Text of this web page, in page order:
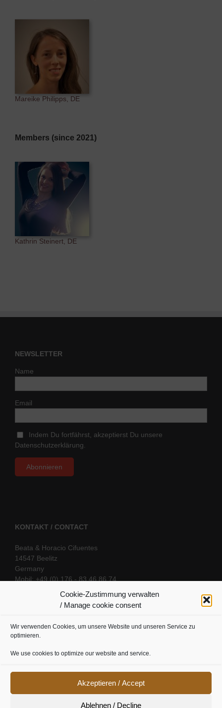
Cookie-Zustimmung verwalten
/ Manage cookie consent
Wir verwenden Cookies, um unsere Website und unseren Service zu
optimieren.
We use cookies to optimize our website and service.
Akzeptieren / Accept
Ablehnen / Decline
Mareike Philipps, DE
Members (since 2021)
Kathrin Steinert, DE
NEWSLETTER
Name
Email
Indem Du fortfährst, akzeptierst Du unsere
Datenschutzerklärung.
KONTAKT / CONTACT
Beata & Horacio Cifuentes
14547 Beelitz
Germany
Mobil: +49 (0) 176 - 83 46 86 74
SOCIAL LINKS